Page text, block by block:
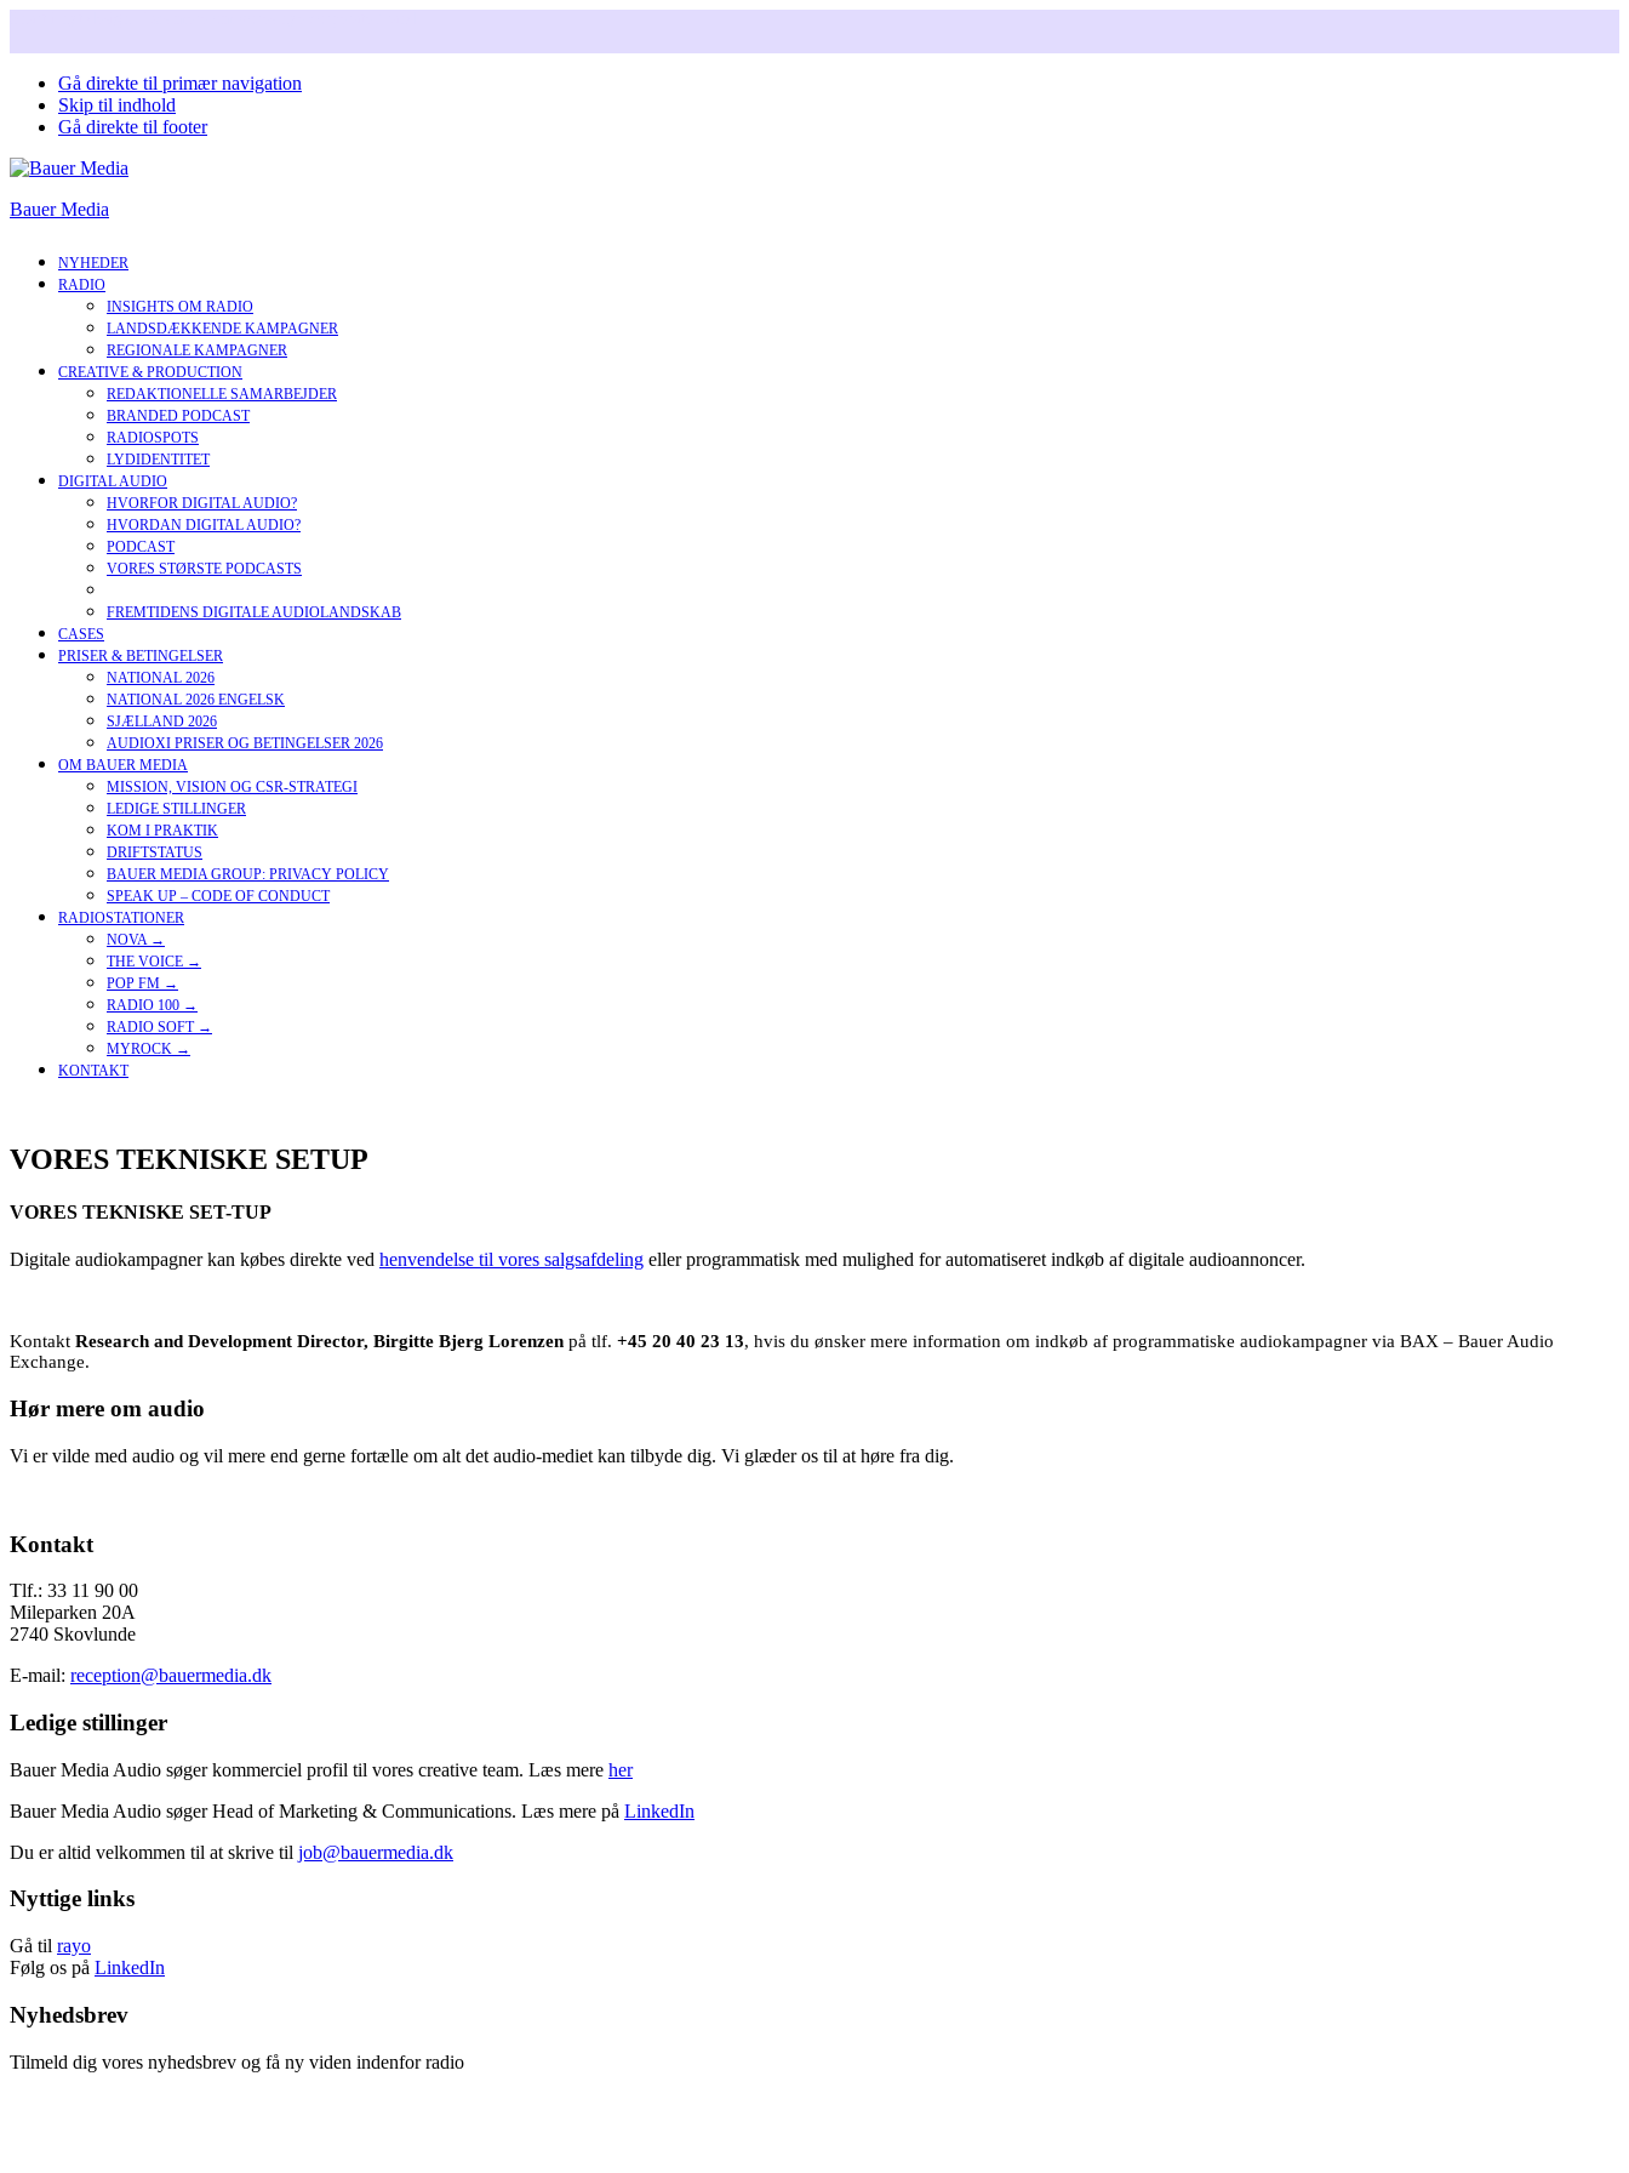
Gå direkte til primær navigation
Skip til indhold
Gå direkte til footer
Bauer Media
NYHEDER
RADIO
INSIGHTS OM RADIO
LANDSDÆKKENDE KAMPAGNER
REGIONALE KAMPAGNER
CREATIVE & PRODUCTION
REDAKTIONELLE SAMARBEJDER
BRANDED PODCAST
RADIOSPOTS
LYDIDENTITET
DIGITAL AUDIO
HVORFOR DIGITAL AUDIO?
HVORDAN DIGITAL AUDIO?
PODCAST
VORES STØRSTE PODCASTS
FREMTIDENS DIGITALE AUDIOLANDSKAB
CASES
PRISER & BETINGELSER
NATIONAL 2026
NATIONAL 2026 ENGELSK
SJÆLLAND 2026
AUDIOXI PRISER OG BETINGELSER 2026
OM BAUER MEDIA
MISSION, VISION OG CSR-STRATEGI
LEDIGE STILLINGER
KOM I PRAKTIK
DRIFTSTATUS
BAUER MEDIA GROUP: PRIVACY POLICY
SPEAK UP – CODE OF CONDUCT
RADIOSTATIONER
NOVA →
THE VOICE →
POP FM →
RADIO 100 →
RADIO SOFT →
MYROCK →
KONTAKT
VORES TEKNISKE SETUP
VORES TEKNISKE SET-TUP
Digitale audiokampagner kan købes direkte ved henvendelse til vores salgsafdeling eller programmatisk med mulighed for automatiseret indkøb af digitale audioannoncer.
Kontakt Research and Development Director, Birgitte Bjerg Lorenzen på tlf. +45 20 40 23 13, hvis du ønsker mere information om indkøb af programmatiske audiokampagner via BAX – Bauer Audio
Exchange.
Hør mere om audio
Vi er vilde med audio og vil mere end gerne fortælle om alt det audio-mediet kan tilbyde dig. Vi glæder os til at høre fra dig.
Footer
Kontakt
Tlf.: 33 11 90 00
Mileparken 20A
2740 Skovlunde
E-mail: reception@bauermedia.dk
Ledige stillinger
Bauer Media Audio søger kommerciel profil til vores creative team. Læs mere her
Bauer Media Audio søger Head of Marketing & Communications. Læs mere på LinkedIn
Du er altid velkommen til at skrive til job@bauermedia.dk
Nyttige links
Gå til rayo
Følg os på LinkedIn
Nyhedsbrev
Tilmeld dig vores nyhedsbrev og få ny viden indenfor radio